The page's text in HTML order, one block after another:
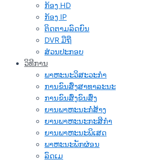
ກ້ອງ HD
ກ້ອງ IP
ຕິດຕາມລົດຍົນ
DVR ມືຖື
ສ່ວນປະກອບ
ວິທີການ
ພາຫະນະວິສະວະກໍາ
ການຂົນສົ່ງສາທາລະນະ
ການຂົນສົ່ງຂົນສົ່ງ
ຍານພາຫະນະກໍ່ສ້າງ
ຍານພາຫະນະກະສິກໍາ
ຍານພາຫະນະພິເສດ
ພາຫະນະພັກຜ່ອນ
ລົດເມ